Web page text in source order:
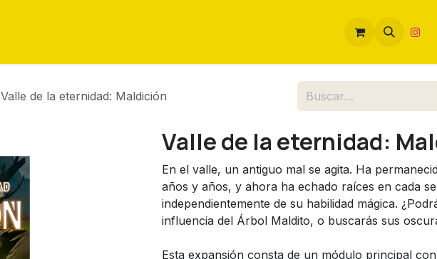
Valle de la eternidad: Maldición
Valle de la eternidad:
En el valle, un antiguo mal se agita. Ha
años y años, y ahora ha echado raíces en cada
independientemente de su habilidad mágica.
influencia del Árbol Maldito, o buscarás sus
Esta expansión consta de un módulo principal